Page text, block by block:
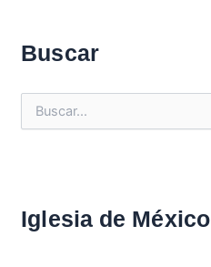
Buscar
u
Iglesia de México